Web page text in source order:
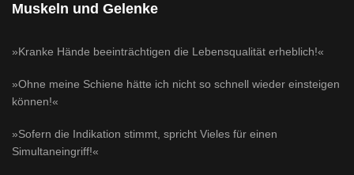
Muskeln und Gelenke
»Kranke Hände beeinträchtigen die Lebensqualität erheblich!«
»Ohne meine Schiene hätte ich nicht so schnell wieder einsteigen
können!«
»Sofern die Indikation stimmt, spricht Vieles für einen
Simultaneingriff!«